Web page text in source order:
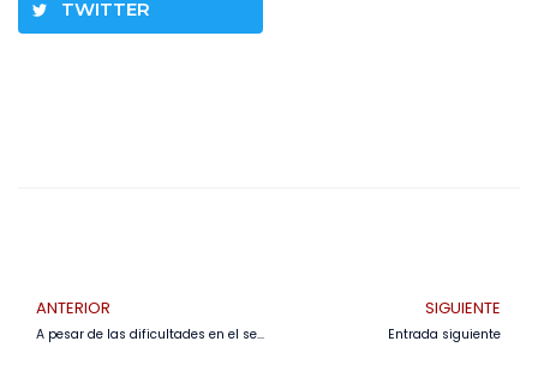
TWITTER
ANTERIOR
A pesar de las dificultades en el sector, la minería es la principal generadora de divisas en el país•
SIGUIENTE
Entrada siguiente